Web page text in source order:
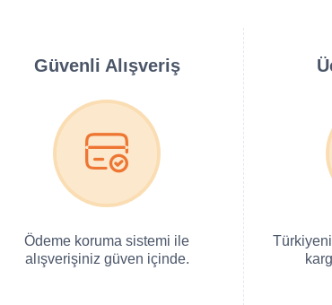
Güvenli Alışveriş
Ödeme koruma sistemi ile
alışverişiniz güven içinde.